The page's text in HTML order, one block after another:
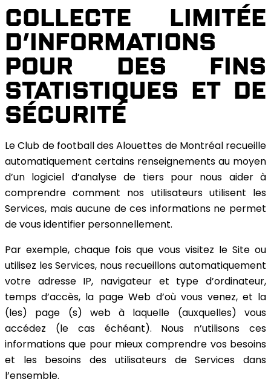
COLLECTE LIMITÉE
D’INFORMATIONS
POUR DES FINS
STATISTIQUES ET DE
SÉCURITÉ
Le Club de football des Alouettes de Montréal recueille
automatiquement certains renseignements au moyen
d’un logiciel d’analyse de tiers pour nous aider à
comprendre comment nos utilisateurs utilisent les
Services, mais aucune de ces informations ne permet
de vous identifier personnellement.
Par exemple, chaque fois que vous visitez le Site ou
utilisez les Services, nous recueillons automatiquement
votre adresse IP, navigateur et type d’ordinateur,
temps d’accès, la page Web d’où vous venez, et la
(les) page (s) web à laquelle (auxquelles) vous
accédez (le cas échéant). Nous n’utilisons ces
informations que pour mieux comprendre vos besoins
et les besoins des utilisateurs de Services dans
l’ensemble.